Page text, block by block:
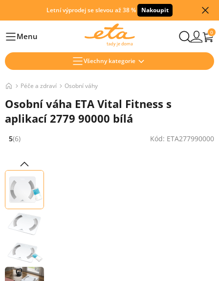
Letní výprodej se slevou až 38 % Nakoupit
HlavníMenu 0
Všechny kategorie
Péče a zdraví Osobní váhy
Osobní váha ETA Vital Fitness s
aplikací 2779 90000 bílá
Hodnocení: 5 z 5 (6 recenzí)
5(6) Kód: ETA277990000